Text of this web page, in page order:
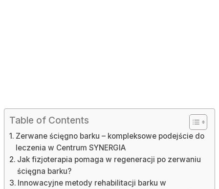
Table of Contents
Zerwane ścięgno barku – kompleksowe podejście do
leczenia w Centrum SYNERGIA
Jak fizjoterapia pomaga w regeneracji po zerwaniu
ścięgna barku?
Innowacyjne metody rehabilitacji barku w